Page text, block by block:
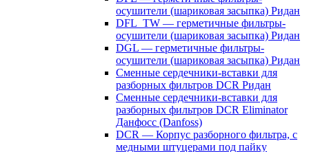
осушители (шариковая засыпка) Ридан
DFL_TW — герметичные фильтры-
осушители (шариковая засыпка) Ридан
DGL — герметичные фильтры-
осушители (шариковая засыпка) Ридан
Сменные сердечники-вставки для
разборных фильтров DCR Ридан
Сменные сердечники-вставки для
разборных фильтров DCR Eliminator
Данфосс (Danfoss)
DCR — Корпус разборного фильтра, с
медными штуцерами под пайку